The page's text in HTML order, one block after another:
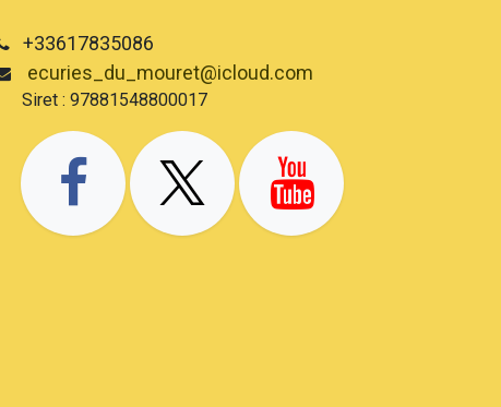
+33617835086
ecuries_du_mouret@icloud.com
Siret : 97881548800017